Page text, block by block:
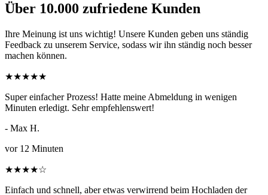
Über 10.000 zufriedene Kunden
Ihre Meinung ist uns wichtig! Unsere Kunden geben uns ständig
Feedback zu unserem Service, sodass wir ihn ständig noch besser
machen können.
★★★★★
Super einfacher Prozess! Hatte meine Abmeldung in wenigen
Minuten erledigt. Sehr empfehlenswert!
- Max H.
vor 12 Minuten
★★★★☆
Einfach und schnell, aber etwas verwirrend beim Hochladen der